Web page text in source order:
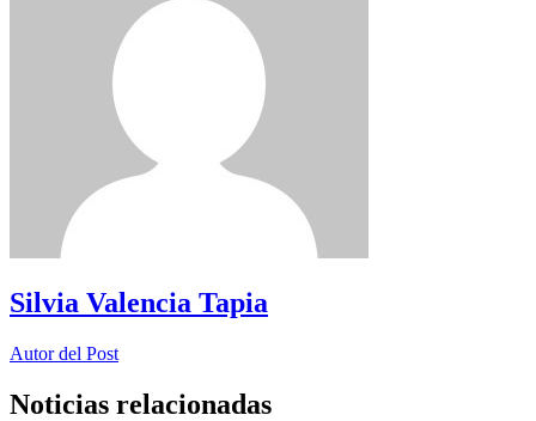
Silvia Valencia Tapia
Autor del Post
Noticias relacionadas